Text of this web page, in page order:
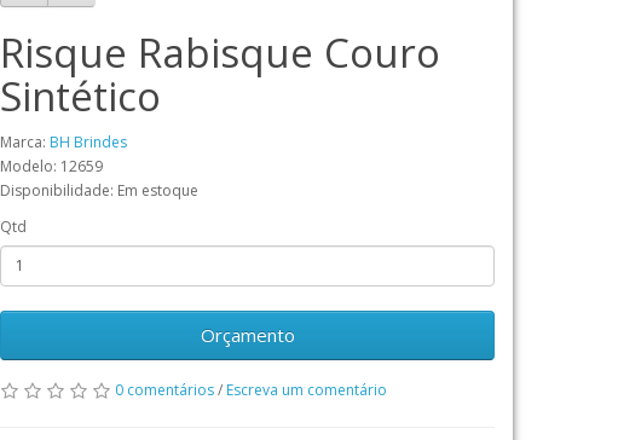
Risque Rabisque Couro
Sintético
Marca: BH Brindes
Modelo: 12659
Disponibilidade: Em estoque
Qtd
Orçamento
0 comentários/ Escreva um comentário